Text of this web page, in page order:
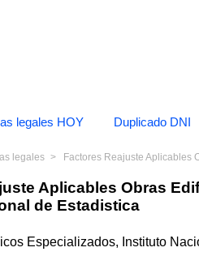
legales HOY Duplicado DNI
legales Factores Reajuste Aplicables Obras
Aplicables Obras
de Estadistica
Especializados, Instituto